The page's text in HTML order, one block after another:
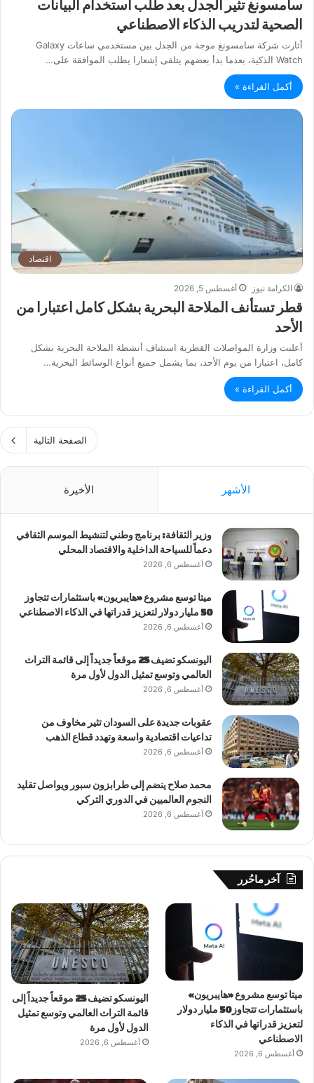
سامسونغ تثير الجدل بعد طلب استخدام البيانات
الصحية لتدريب الذكاء الاصطناعي
أثارت شركة سامسونغ موجة من الجدل بين مستخدمي ساعات Galaxy
Watch الذكية، بعدما بدأ بعضهم يتلقى إشعارا يطلب الموافقة على…
أكمل القراءة »
اقتصاد
الكرامة نيوز أغسطس 5, 2026
قطر تستأنف الملاحة البحرية بشكل كامل اعتبارا من
الأحد
أعلنت وزارة المواصلات القطرية استئناف أنشطة الملاحة البحرية بشكل
كامل، اعتبارا من يوم الأحد، بما يشمل جميع أنواع الوسائط البحرية…
أكمل القراءة »
الصفحة التالية
الأشهر الأخيرة
وزير الثقافة: برنامج وطني لتنشيط الموسم الثقافي
دعماً للسياحة الداخلية والاقتصاد المحلي
أغسطس 6, 2026
ميتا توسع مشروع «هايبريون» باستثمارات تتجاوز
50 مليار دولار لتعزيز قدراتها في الذكاء الاصطناعي
أغسطس 6, 2026
اليونسكو تضيف 25 موقعاً جديداً إلى قائمة التراث
العالمي وتوسع تمثيل الدول لأول مرة
أغسطس 6, 2026
عقوبات جديدة على السودان تثير مخاوف من
تداعيات اقتصادية واسعة وتهدد قطاع الذهب
أغسطس 6, 2026
محمد صلاح ينضم إلى طرابزون سبور ويواصل تقليد
النجوم العالميين في الدوري التركي
أغسطس 6, 2026
آخر ماحُرر
ميتا توسع مشروع «هايبريون»
باستثمارات تتجاوز 50 مليار دولار
لتعزيز قدراتها في الذكاء
الاصطناعي
أغسطس 6, 2026
اليونسكو تضيف 25 موقعاً جديداً إلى
قائمة التراث العالمي وتوسع تمثيل
الدول لأول مرة
أغسطس 6, 2026